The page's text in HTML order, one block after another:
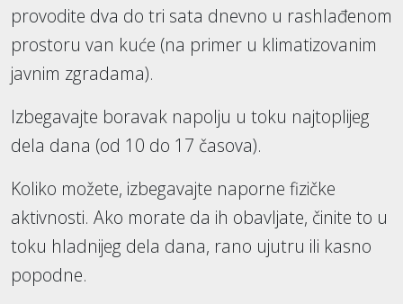
provodite dva do tri sata dnevno u rashlađenom
prostoru van kuće (na primer u klimatizovanim
javnim zgradama).
Izbegavajte boravak napolju u toku najtoplijeg
dela dana (od 10 do 17 časova).
Koliko možete, izbegavajte naporne fizičke
aktivnosti. Ako morate da ih obavljate, činite to u
toku hladnijeg dela dana, rano ujutru ili kasno
popodne.